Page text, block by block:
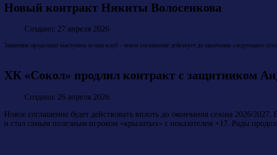
Новый контракт Никиты Волосенкова
Создано: 27 апреля 2026
Защитник продолжит выступать за наш клуб – новое соглашение действует до окончания следующего
ХК «Сокол» продлил контракт с защитником
Создано: 26 апреля 2026
Новое соглашение будет действовать вплоть до окончания сезона 2026/
и стал самым полезным игроком «крылатых» с показателем +17. Рады